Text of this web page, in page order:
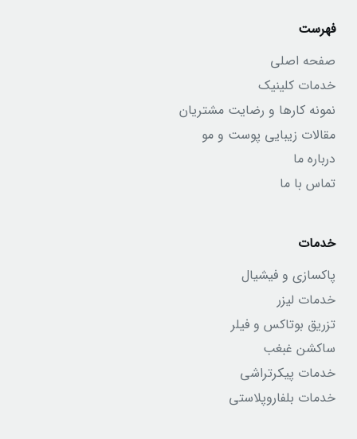
فهرست
صفحه اصلی
خدمات کلینیک
نمونه کارها و رضایت مشتریان
مقالات زیبایی پوست و مو
درباره ما
تماس با ما
خدمات
پاکسازی و فیشیال
خدمات لیزر
تزریق بوتاکس و فیلر
ساکشن غبغب
خدمات پیکرتراشی
خدمات بلفاروپلاستی